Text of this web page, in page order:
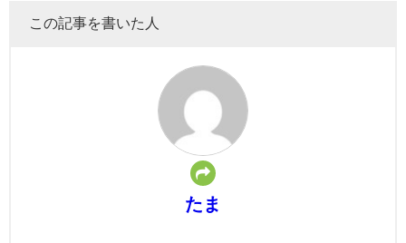
この記事を書いた人
たま